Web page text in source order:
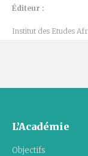
Éditeur :
Institut des Etudes
L’Académie
Objectifs